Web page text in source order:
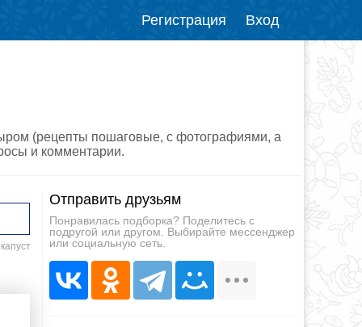
Регистрация Вход
(рецепты пошаговые, с фотографиями, а
и комментарии.
Отправить друзьям
Понравилась подборка? Поделитесь с
подругой или другом. Выбирайте мессенджер
или социальную сеть.